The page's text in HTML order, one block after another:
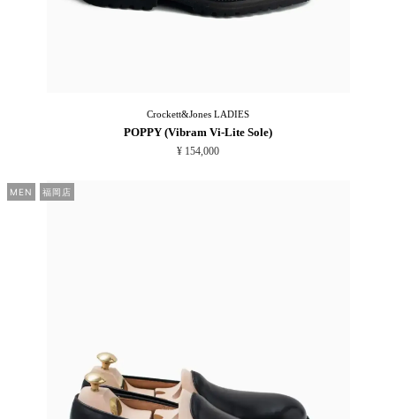
Crockett&Jones LADIES
POPPY (Vibram Vi-Lite Sole)
¥ 154,000
MEN 福岡店